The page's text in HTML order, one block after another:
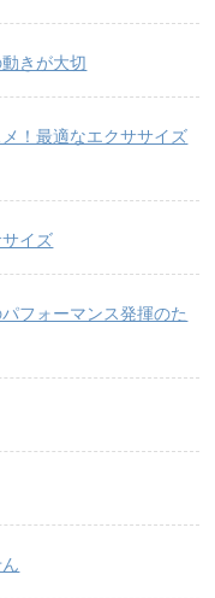
きが大切
！最適なエクササイズ
イズ
フォーマンス発揮のた